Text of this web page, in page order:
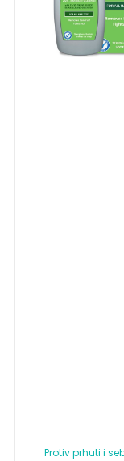
Protiv prhuti i